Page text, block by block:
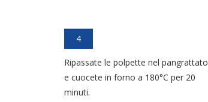
4
Ripassate le polpette nel pangrattato
e cuocete in forno a 180°C per 20
minuti.